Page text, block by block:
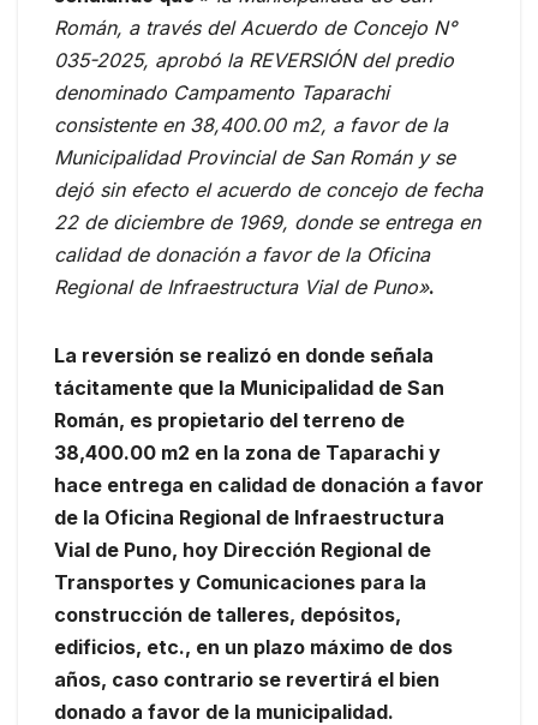
Román, a través del Acuerdo de Concejo N°
035-2025, aprobó la REVERSIÓN del predio
denominado Campamento Taparachi
consistente en 38,400.00 m2, a favor de la
Municipalidad Provincial de San Román y se
dejó sin efecto el acuerdo de concejo de fecha
22 de diciembre de 1969, donde se entrega en
calidad de donación a favor de la Oficina
Regional de Infraestructura Vial de Puno».
La reversión se realizó en donde señala
tácitamente que la Municipalidad de San
Román, es propietario del terreno de
38,400.00 m2 en la zona de Taparachi y
hace entrega en calidad de donación a favor
de la Oficina Regional de Infraestructura
Vial de Puno, hoy Dirección Regional de
Transportes y Comunicaciones para la
construcción de talleres, depósitos,
edificios, etc., en un plazo máximo de dos
años, caso contrario se revertirá el bien
donado a favor de la municipalidad.